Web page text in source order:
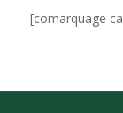
[comarquage